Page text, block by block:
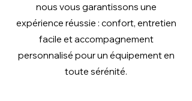
inverse. Au-
delà, la
Bloom Night
Toric est
sélectionnée
-0.75 à
inverse
nous vous garantissons une
expérience réussie : confort, entretien
facile et accompagnement
personnalisé pour un équipement en
toute sérénité.